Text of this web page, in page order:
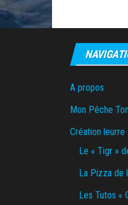
A propos
Mon Pêche
Création leurre
Le « Tigr »
La Pizza de
Les Tutos «